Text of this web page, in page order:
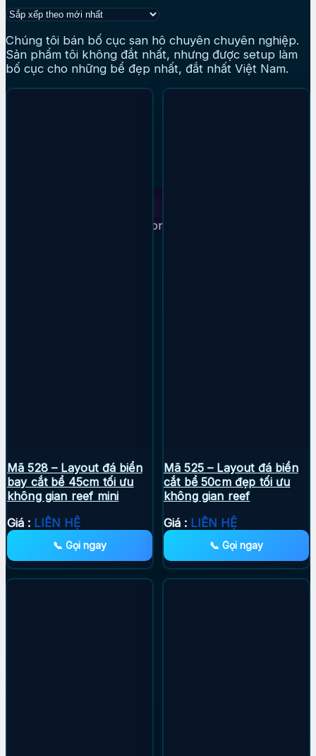
Chưa có sản phẩm trong giỏ hàng.
Chúng tôi bán bố cục san hô chuyên chuyên nghiệp.
Sản phẩm tôi không đắt nhất, nhưng được setup làm
bố cục cho những bể đẹp nhất, đắt nhất Việt Nam.
Mã 528 – Layout đá biển
bay cắt bể 45cm tối ưu
không gian reef mini
Giá : LIÊN HỆ
📞 Gọi ngay
Mã 525 – Layout đá biển
cắt bể 50cm đẹp tối ưu
không gian reef
Giá : LIÊN HỆ
📞 Gọi ngay